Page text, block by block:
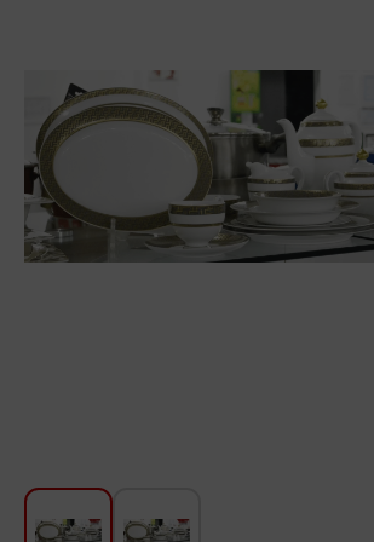
Գեղեցկություն և խնամք
Ավտոմեքենաների աուդիոտեխնիկա
Գործիքներ
Տեքստիլ